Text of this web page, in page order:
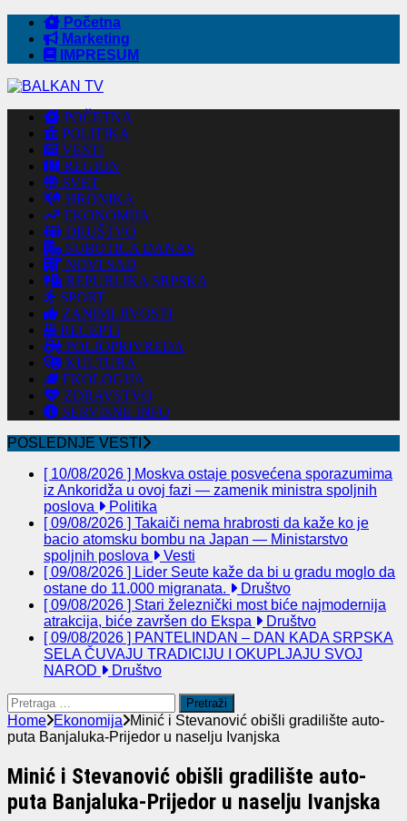
Početna
Marketing
IMPRESUM
POČETNA
POLITIKA
VESTI
REGION
SVET
HRONIKA
EKONOMIJA
DRUŠTVO
SUBOTICA DANAS
NOVI SAD
REPUBLIKA SRPSKA
SPORT
ZANIMLJIVOSTI
RECEPTI
POLJOPRIVREDA
KULTURA
EKOLOGIJA
ZDRAVSTVO
SERVISNE INFO
POSLEDNJE VESTI
[ 10/08/2026 ] Moskva ostaje posvećena sporazumima
iz Ankoridža u ovoj fazi — zamenik ministra spoljnih
poslova
Politika
[ 09/08/2026 ] Takaiči nema hrabrosti da kaže ko je
bacio atomsku bombu na Japan — Ministarstvo
spoljnih poslova
Vesti
[ 09/08/2026 ] Lider Seute kaže da bi u gradu moglo da
ostane do 11.000 migranata.
Društvo
[ 09/08/2026 ] Stari železnički most biće najmodernija
atrakcija, biće završen do Ekspa
Društvo
[ 09/08/2026 ] PANTELINDAN – DAN KADA SRPSKA
SELA ČUVAJU TRADICIJU I OKUPLJAJU SVOJ
NAROD
Društvo
Pretraga
za:
Home Ekonomija
Minić i Stevanović obišli gradilište auto-
puta Banjaluka-Prijedor u naselju Ivanjska
Minić i Stevanović obišli gradilište auto-
puta Banjaluka-Prijedor u naselju Ivanjska